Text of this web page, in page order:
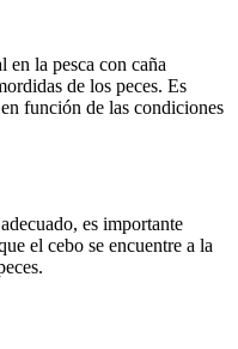
en la pesca con caña
de los peces. Es
función de las condiciones
es importante
el cebo se encuentre a la